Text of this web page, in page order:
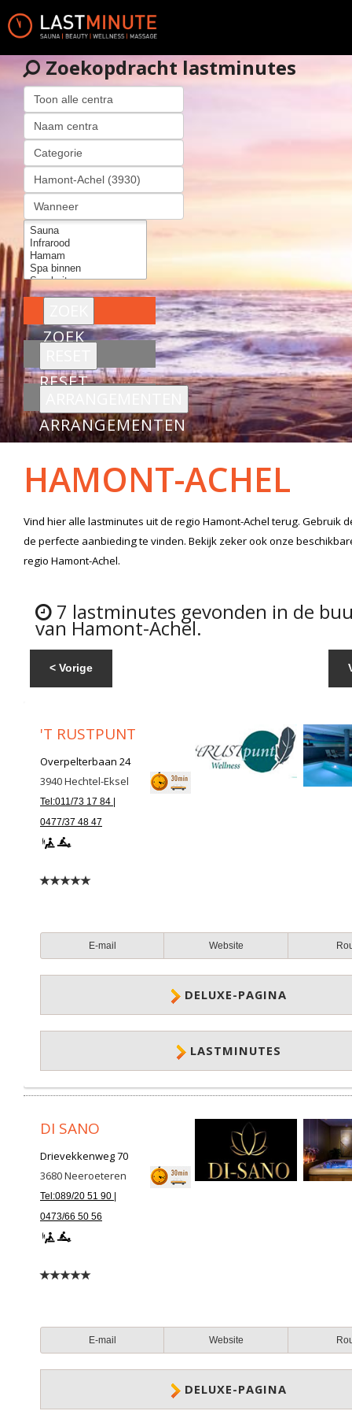
Zoekopdracht lastminutes
ZOEK
RESET
ARRANGEMENTEN
HAMONT-ACHEL
Vind hier alle lastminutes uit de regio Hamont-Achelterug. Gebruik
de perfecte aanbieding te vinden. Bekijk zeker ook onze
regio Hamont-Achel.
7 lastminutes gevonden in de
van Hamont-Achel.
< Vorige
'T RUSTPUNT
Overpelterbaan 24
3940Hechtel-Eksel
Tel:011/73 17 84 |
0477/37 48 47
E-mail Website
DELUXE-PAGINA
LASTMINUTES
DI SANO
Drievekkenweg 70
3680Neeroeteren
Tel:089/20 51 90 |
0473/66 50 56
E-mail Website
DELUXE-PAGINA